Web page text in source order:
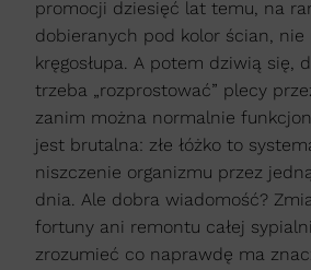
promocji dziesięć lat temu, na
dobieranych pod kolor ścian, nie
kręgosłupa. A potem dziwią się,
trzeba „rozprostować” plecy
zanim można normalnie
jest brutalna: złe łóżko to
niszczenie organizmu przez
dnia. Ale dobra wiadomość?
fortuny ani remontu całej
zrozumieć co naprawdę ma